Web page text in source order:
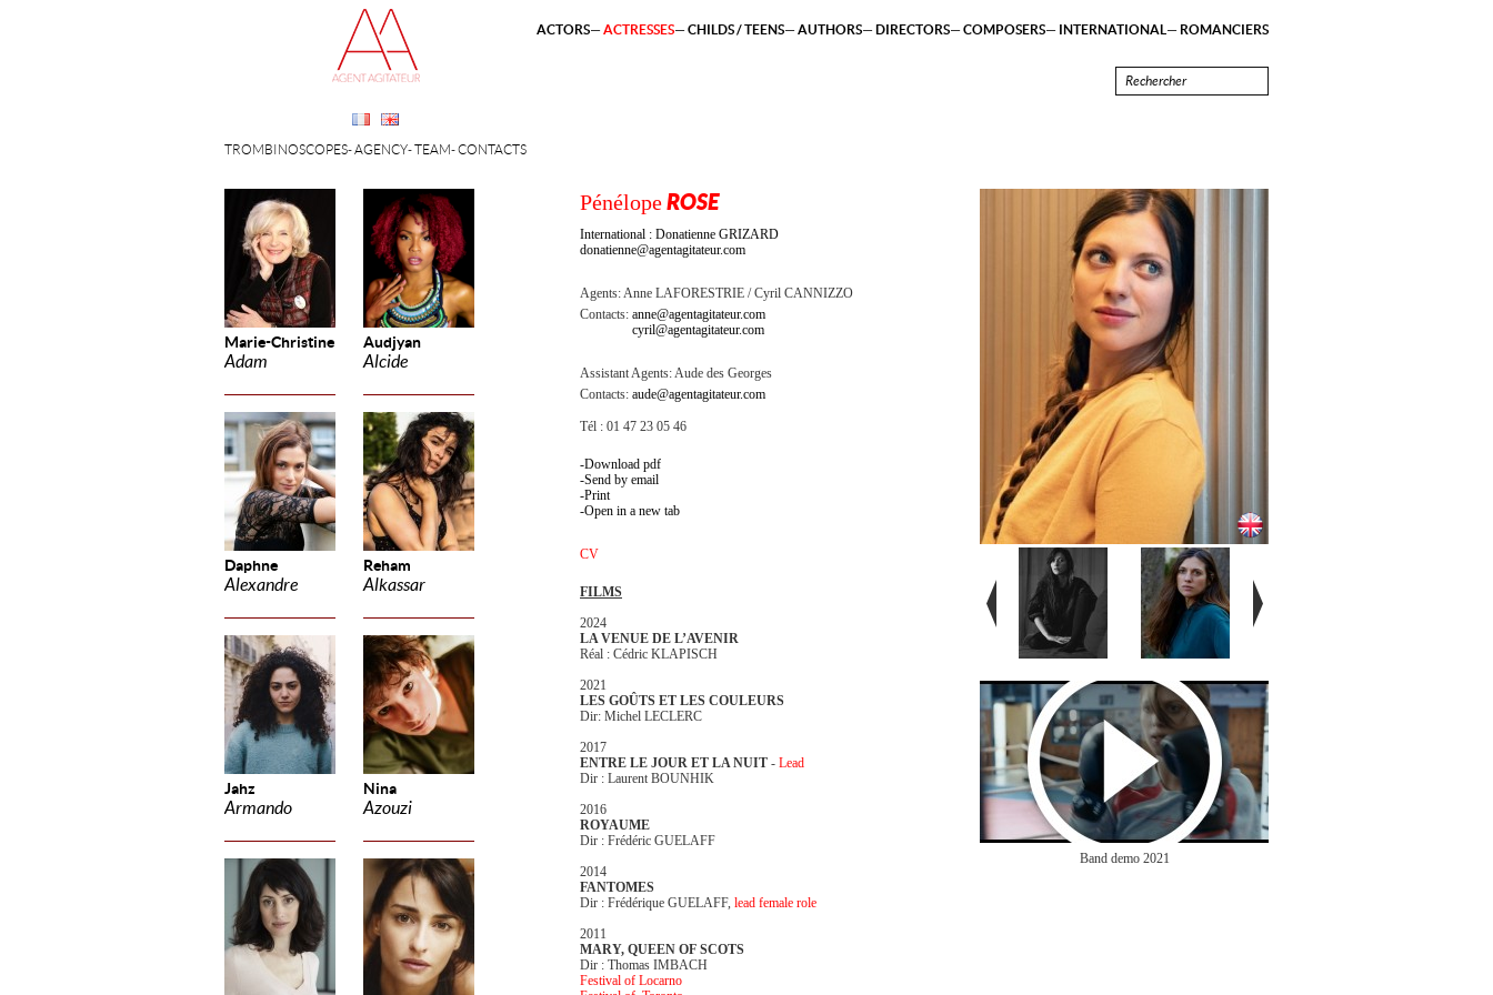
Marie-Christine
Adam
Audjyan
Alcide
Daphne
Alexandre
Reham
Alkassar
Jahz
Armando
Nina
Azouzi
TROMBINOSCOPES AGENCY TEAM CONTACTS
ACTORS ACTRESSES CHILDS / TEENS AUTHORS DIRECTORS COMPOSERS INTERNATIONAL ROMANCIERS
PénélopeROSE
International : Donatienne GRIZARD
donatienne@agentagitateur.com
Agents:Anne LAFORESTRIE
Cyril CANNIZZO
Contacts: anne@agentagitateur.com
cyril@agentagitateur.com
Assistant Agents:Aude des Georges
Contacts: aude@agentagitateur.com
Tél : 01 47 23 05 46
Download pdf
Send by email
Print
Open in a new tab
CV
FILMS
2024
LA VENUE DE L’AVENIR
Réal : Cédric KLAPISCH
2021
LES GOÛTS ET LES COULEURS
Dir: Michel LECLERC
2017
ENTRE LE JOUR ET LA NUIT - Lead
Dir : Laurent BOUNHIK
2016
ROYAUME
Dir : Frédéric GUELAFF
2014
FANTOMES
Dir : Frédérique GUELAFF, lead female role
2011
MARY, QUEEN OF SCOTS
Dir : Thomas IMBACH
Festival of Locarno
Band demo 2021